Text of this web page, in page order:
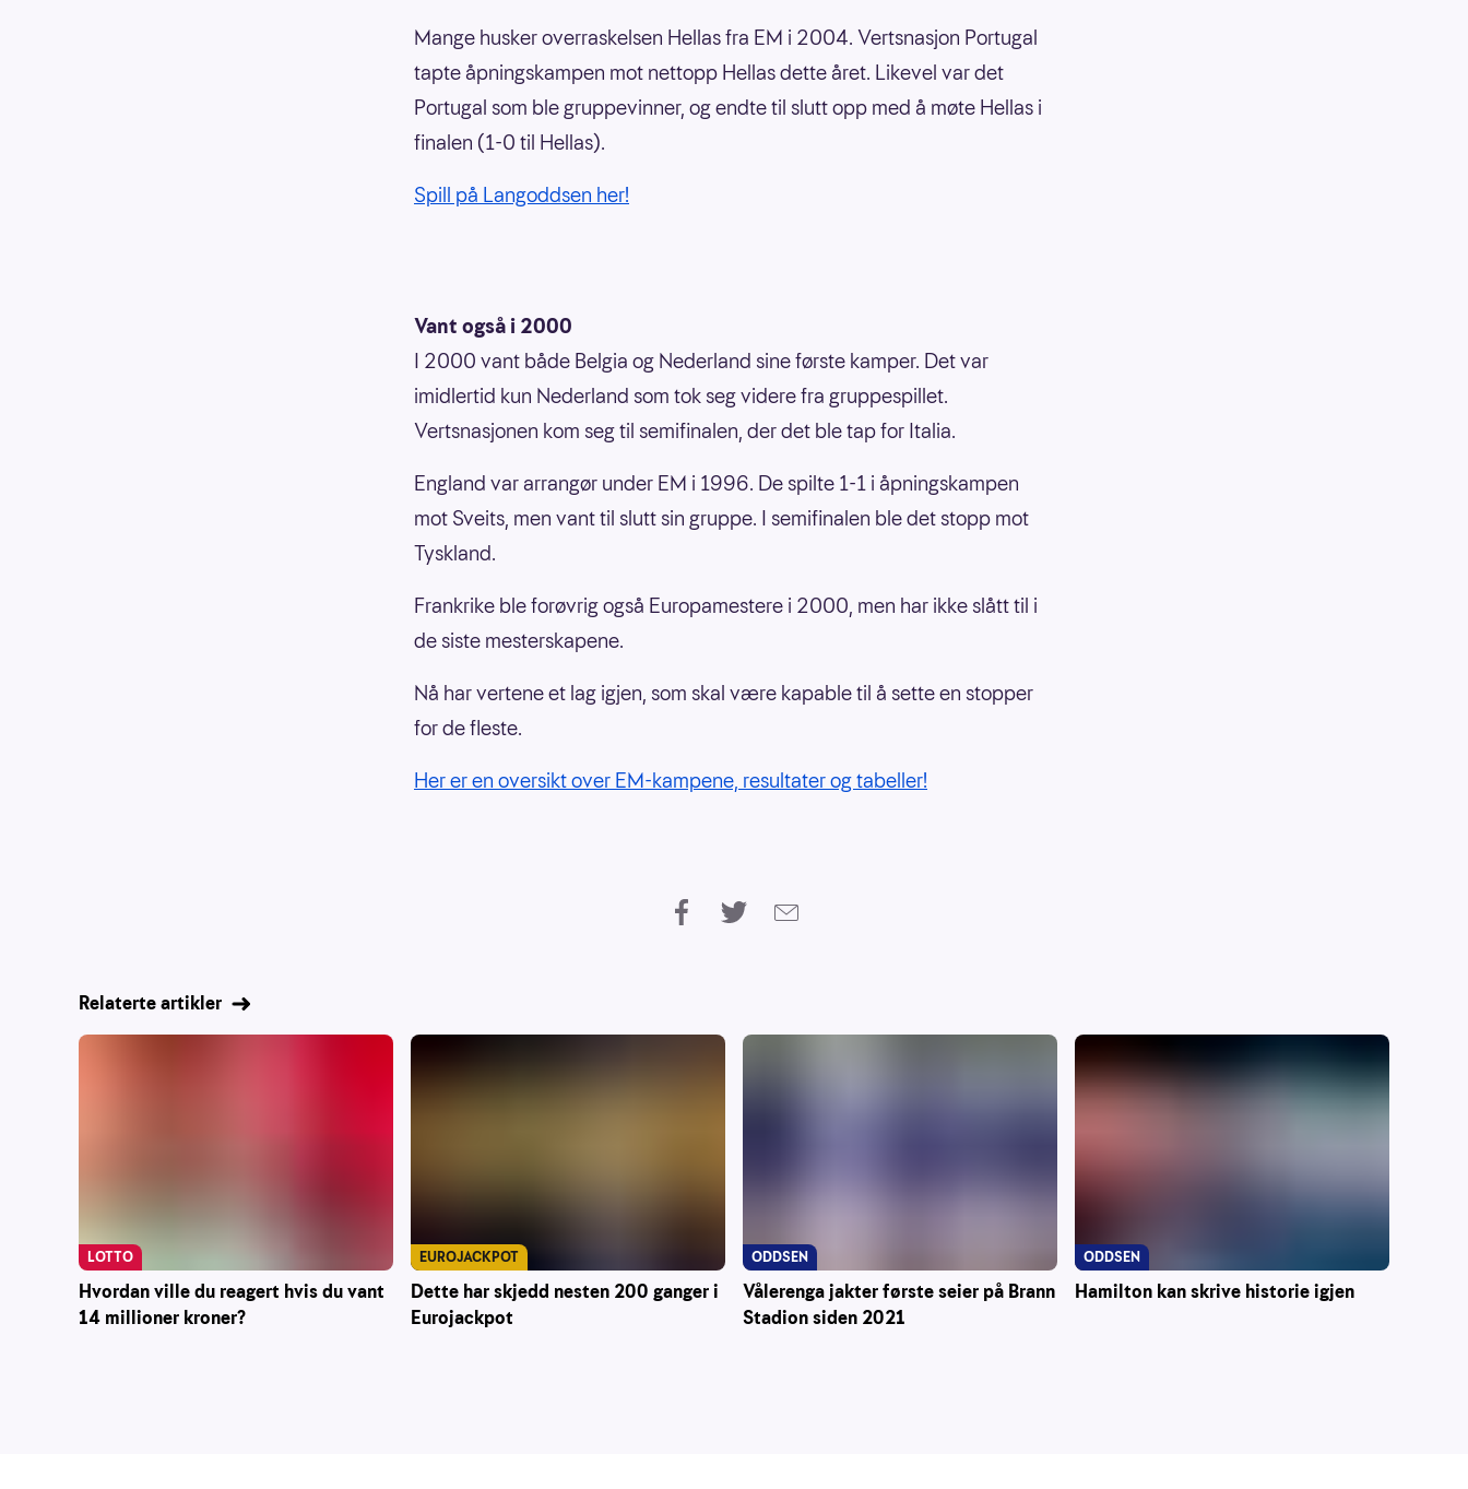
Mange husker overraskelsen Hellas fra EM i 2004. Vertsnasjon Portugal
tapte åpningskampen mot nettopp Hellas dette året. Likevel var det
Portugal som ble gruppevinner, og endte til slutt opp med å møte Hellas i
finalen (1-0 til Hellas).
Spill på Langoddsen her!
Vant også i 2000
I 2000 vant både Belgia og Nederland sine første kamper. Det var
imidlertid kun Nederland som tok seg videre fra gruppespillet.
Vertsnasjonen kom seg til semifinalen, der det ble tap for Italia.
England var arrangør under EM i 1996. De spilte 1-1 i åpningskampen
mot Sveits, men vant til slutt sin gruppe. I semifinalen ble det stopp mot
Tyskland.
Frankrike ble forøvrig også Europamestere i 2000, men har ikke slått til i
de siste mesterskapene.
Nå har vertene et lag igjen, som skal være kapable til å sette en stopper
for de fleste.
Her er en oversikt over EM-kampene, resultater og tabeller!
Relaterte artikler
Hvordan ville du reagert hvis du vant
14 millioner kroner?
LOTTO
Dette har skjedd nesten 200 ganger i
Eurojackpot
EUROJACKPOT
Vålerenga jakter første seier på Brann
Stadion siden 2021
ODDSEN
Hamilton kan skrive historie igjen
ODDSEN